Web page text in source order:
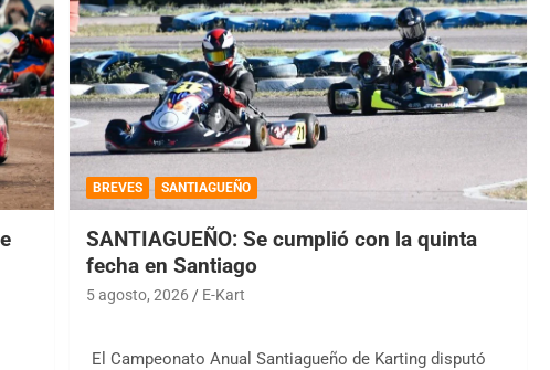
BREVES SANTIAGUEÑO
SANTIAGUEÑO: Se cumplió con la quinta
fecha en Santiago
5 agosto, 2026 E-Kart
El Campeonato Anual Santiagueño de Karting disputó